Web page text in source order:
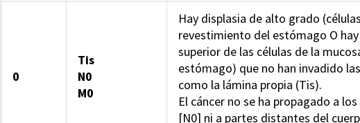
0
Tis
N0
M0
Hay displasia de alto grado
revestimiento del estómago O
superior de las células de la
estómago) que no han invadido
como la lámina propia (Tis).
El cáncer no se ha propagado a
[N0] ni a partes distantes del